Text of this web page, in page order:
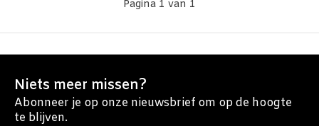
Pagina 1 van 1
Niets meer missen?
Abonneer je op onze nieuwsbrief om op de hoogte
te blijven.